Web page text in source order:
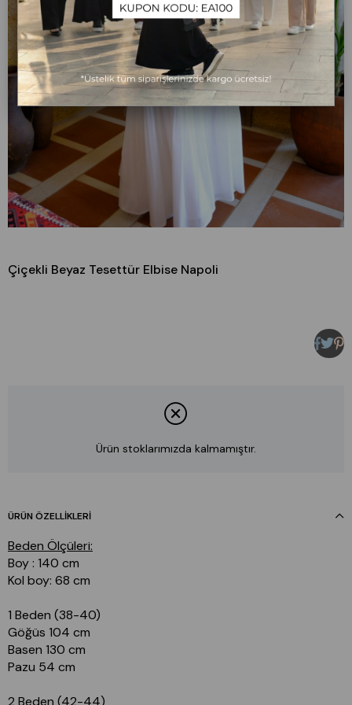
Çiçekli Beyaz Tesettür Elbise Napoli
Ürün stoklarımızda kalmamıştır.
ÜRÜN ÖZELLIKLERI
Beden Ölçüleri:
Boy : 140 cm
Kol boy: 68 cm
1 Beden (38-40)
Göğüs 104 cm
Basen 130 cm
Pazu 54 cm
2 Beden (42-44)